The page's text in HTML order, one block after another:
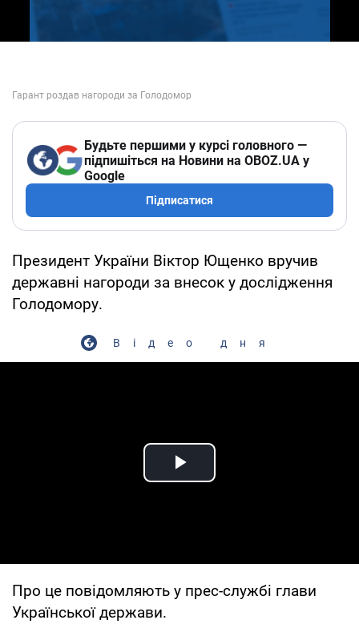
Будьте першими у курсі головного —
підпишіться на Новини на OBOZ.UA у
Google
Підписатися
Президент України Віктор Ющенко вручив
державні нагороди за внесок у дослідження
Голодомору.
Відео дня
Play Video
Про це повідомляють у прес-службі глави
Української держави.